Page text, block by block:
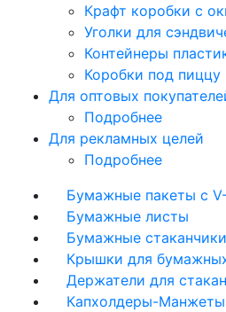
Крафт коробки с
Уголки для
Контейнеры
Коробки под пиццу
Для оптовых
Подробнее
Для рекламных целей
Подробнее
Бумажные пакеты с
Бумажные листы
Бумажные стаканчики
Крышки для
Держатели для
Капхолдеры-